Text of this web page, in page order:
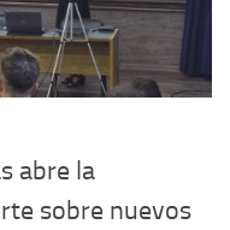
abre la
sobre nuevos